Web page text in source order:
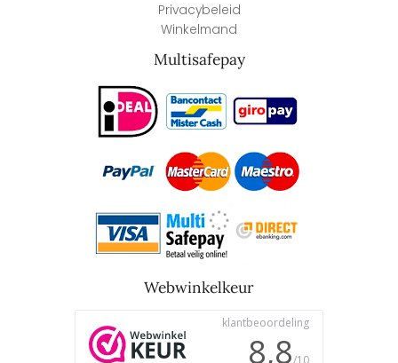
Privacybeleid
Winkelmand
Multisafepay
Webwinkelkeur